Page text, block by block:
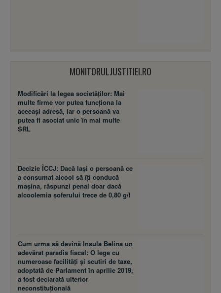
MONITORULJUSTITIEI.RO
Modificări la legea societăţilor: Mai
multe firme vor putea funcţiona la
aceeaşi adresă, iar o persoană va
putea fi asociat unic în mai multe
SRL
Decizie ÎCCJ: Dacă laşi o persoană ce
a consumat alcool să îţi conducă
maşina, răspunzi penal doar dacă
alcoolemia şoferului trece de 0,80 g/l
Cum urma să devină Insula Belina un
adevărat paradis fiscal: O lege cu
numeroase facilităţi şi scutiri de taxe,
adoptată de Parlament în aprilie 2019,
a fost declarată ulterior
neconstituţională